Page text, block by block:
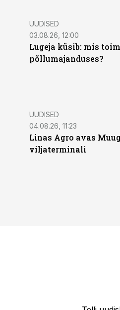
UUDISED
03.08.26, 12:00
Lugeja küsib: mis
põllumajanduses?
UUDISED
04.08.26, 11:23
Linas Agro avas
viljaterminali